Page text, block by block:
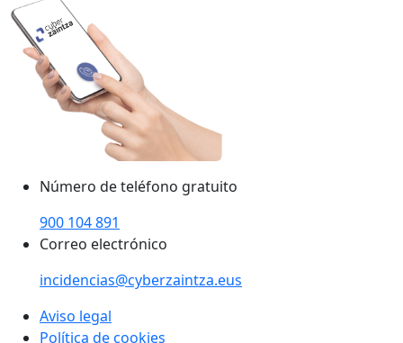
Número de teléfono gratuito
900 104 891
Correo electrónico
incidencias@cyberzaintza.eus
Aviso legal
Política de cookies